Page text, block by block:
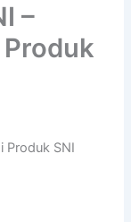
–
Produk SNI